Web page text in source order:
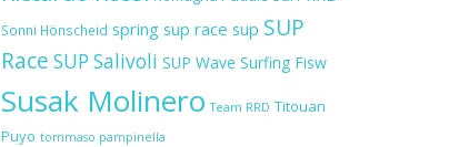
Sonni Hönscheid spring sup race sup SUP
Race SUP Salivoli SUP Wave Surfing Fisw
Susak Molinero Team RRD Titouan
Puyo tommaso pampinella